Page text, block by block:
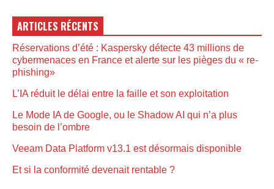
ARTICLES RÉCENTS
Réservations d’été : Kaspersky détecte 43 millions de
cybermenaces en France et alerte sur les pièges du « re-
phishing»
L’IA réduit le délai entre la faille et son exploitation
Le Mode IA de Google, ou le Shadow AI qui n’a plus
besoin de l’ombre
Veeam Data Platform v13.1 est désormais disponible
Et si la conformité devenait rentable ?